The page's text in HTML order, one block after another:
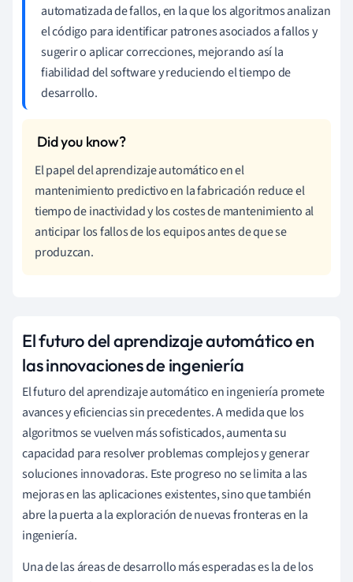
automatizada de fallos, en la que los algoritmos analizan
el código para identificar patrones asociados a fallos y
sugerir o aplicar correcciones, mejorando así la
fiabilidad del software y reduciendo el tiempo de
desarrollo.
El papel del aprendizaje automático en el
mantenimiento predictivo en la fabricación reduce el
tiempo de inactividad y los costes de mantenimiento al
anticipar los fallos de los equipos antes de que se
produzcan.
El futuro del aprendizaje automático en
las innovaciones de ingeniería
El futuro del aprendizaje automático en ingeniería promete
avances y eficiencias sin precedentes. A medida que los
algoritmos se vuelven más sofisticados, aumenta su
capacidad para resolver problemas complejos y generar
soluciones innovadoras. Este progreso no se limita a las
mejoras en las aplicaciones existentes, sino que también
abre la puerta a la exploración de nuevas fronteras en la
ingeniería.
Una de las áreas de desarrollo más esperadas es la de los